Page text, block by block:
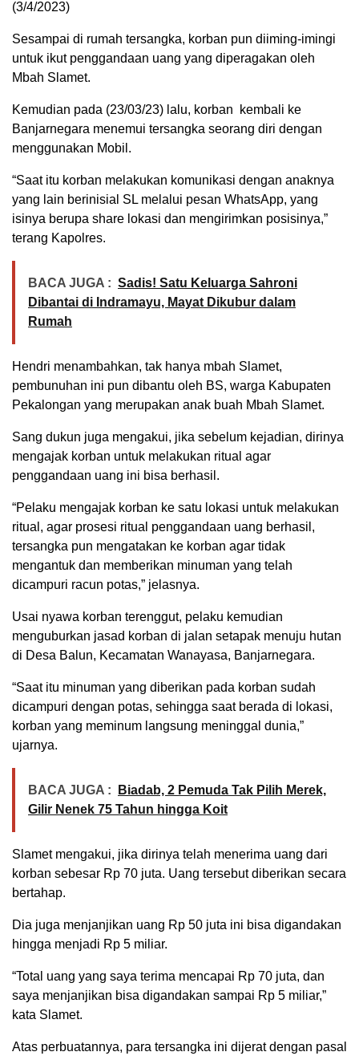
(3/4/2023)
Sesampai di rumah tersangka, korban pun diiming-imingi
untuk ikut penggandaan uang yang diperagakan oleh
Mbah Slamet.
Kemudian pada (23/03/23) lalu, korban kembali ke
Banjarnegara menemui tersangka seorang diri dengan
menggunakan Mobil.
“Saat itu korban melakukan komunikasi dengan anaknya
yang lain berinisial SL melalui pesan WhatsApp, yang
isinya berupa share lokasi dan mengirimkan posisinya,”
terang Kapolres.
BACA JUGA : Sadis! Satu Keluarga Sahroni
Dibantai di Indramayu, Mayat Dikubur dalam
Rumah
Hendri menambahkan, tak hanya mbah Slamet,
pembunuhan ini pun dibantu oleh BS, warga Kabupaten
Pekalongan yang merupakan anak buah Mbah Slamet.
Sang dukun juga mengakui, jika sebelum kejadian, dirinya
mengajak korban untuk melakukan ritual agar
penggandaan uang ini bisa berhasil.
“Pelaku mengajak korban ke satu lokasi untuk melakukan
ritual, agar prosesi ritual penggandaan uang berhasil,
tersangka pun mengatakan ke korban agar tidak
mengantuk dan memberikan minuman yang telah
dicampuri racun potas,” jelasnya.
Usai nyawa korban terenggut, pelaku kemudian
menguburkan jasad korban di jalan setapak menuju hutan
di Desa Balun, Kecamatan Wanayasa, Banjarnegara.
“Saat itu minuman yang diberikan pada korban sudah
dicampuri dengan potas, sehingga saat berada di lokasi,
korban yang meminum langsung meninggal dunia,”
ujarnya.
BACA JUGA :
Biadab, 2 Pemuda Tak Pilih Merek,
Gilir Nenek 75 Tahun hingga Koit
Slamet mengakui, jika dirinya telah menerima uang dari
korban sebesar Rp 70 juta. Uang tersebut diberikan secara
bertahap.
Dia juga menjanjikan uang Rp 50 juta ini bisa digandakan
hingga menjadi Rp 5 miliar.
“Total uang yang saya terima mencapai Rp 70 juta, dan
saya menjanjikan bisa digandakan sampai Rp 5 miliar,”
kata Slamet.
Atas perbuatannya, para tersangka ini dijerat dengan pasal